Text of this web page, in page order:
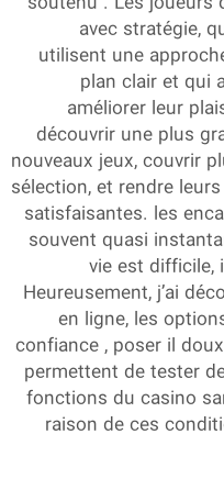
avec stratégie,
utilisent une
plan clair et
améliorer leur
découvrir une plus
nouveaux jeux, couvrir
sélection, et rendre
satisfaisantes. les
souvent quasi
vie est
Heureusement, j’ai
en ligne, les
confiance , poser il
permettent de tester
fonctions du casino
raison de ces